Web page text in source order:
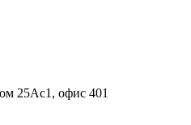
25Аc1, офис 401